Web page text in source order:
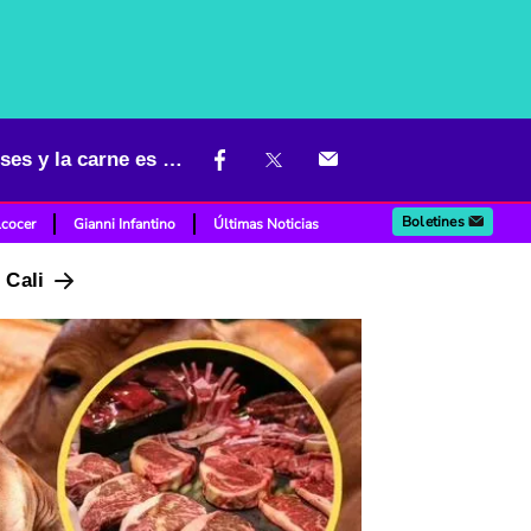
Cuál es el matadero más grande de Bogotá: le caben hasta 1.000 reses y la carne es barata
Gianni Infantino Últimas Noticias Boletines
Cali